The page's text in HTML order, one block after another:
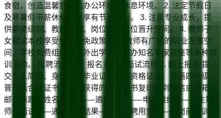
食宿，创造温馨舒适的办公环境和休息环境。 2. 法定节假日
及寒暑假带薪休假，并享有节日福利。 3. 注重专业成长，提
供薪资级别、教龄校龄、岗位等多方位晋升空间。 4. 教师子
女就读本校享受学费减免政策。 5. 教师有广阔的职业发展空
间，学校免费组织教师外出学习、举办知名专家讲座等多种培
训活动。 应聘流程 一、报名方式及面试流程 1. 网上报名 提
交个人简历、身份证、毕业证、教师资格证书、英语四六级、
普通话合格证书及其他获得的荣誉证书复印件到微信或邮箱。
邮件标题：姓名+学科——遴选简历——电话邀约——招生聘
师处面试——通知面试结果——签订聘用协议——岗前培训